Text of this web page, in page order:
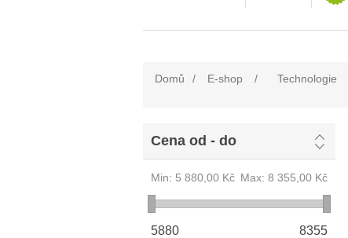
Domů / E-shop / Technologie
Cena od - do
Min: 5 880,00 Kč Max: 8 355,00 Kč
5880 8355